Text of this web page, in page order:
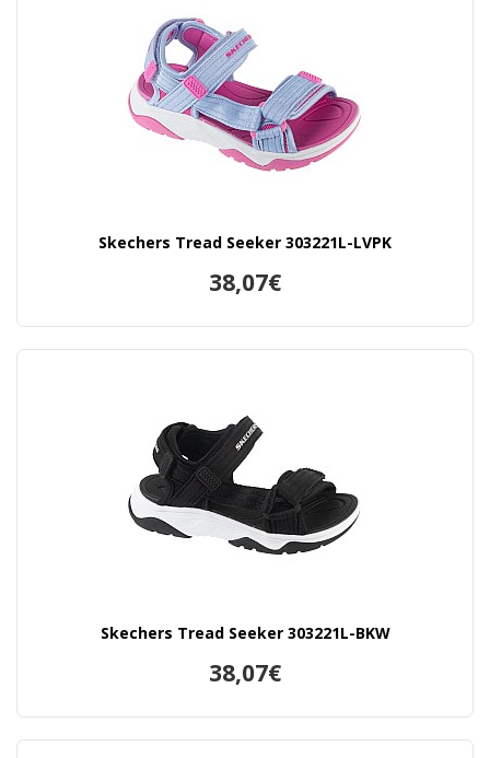
Skechers Tread Seeker 303221L-LVPK
38,07€
Skechers Tread Seeker 303221L-BKW
38,07€